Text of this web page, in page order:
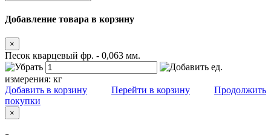
Добавление товара в корзину
×
Песок кварцевый фр. - 0,063 мм.
ед.
измерения: кг
Добавить в корзину
Перейти в корзину
Продолжить
покупки
×